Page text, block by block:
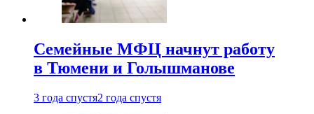
Семейные МФЦ начнут работу
в Тюмени и Голышманове
3 года спустя2 года спустя